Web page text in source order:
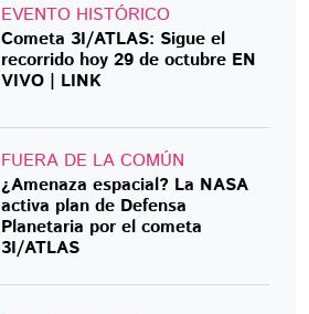
EVENTO HISTÓRICO
Cometa 3I/ATLAS: Sigue el
recorrido hoy 29 de octubre EN
VIVO | LINK
FUERA DE LA COMÚN
¿Amenaza espacial? La NASA
activa plan de Defensa
Planetaria por el cometa
3I/ATLAS